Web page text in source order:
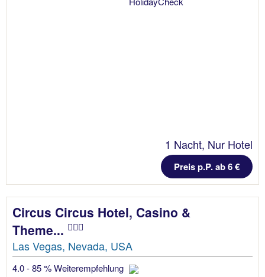
1 Nacht, Nur Hotel
Preis p.P. ab 6 €
Circus Circus Hotel, Casino &
Theme...
Las Vegas, Nevada, USA
4.0 - 85 % Weiterempfehlung